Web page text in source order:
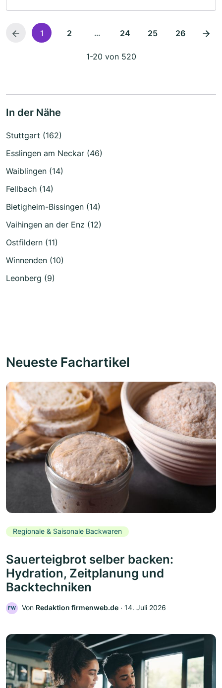
1 2 ... 24 25 26
1-20 von 520
In der Nähe
Stuttgart (162)
Esslingen am Neckar (46)
Waiblingen (14)
Fellbach (14)
Bietigheim-Bissingen (14)
Vaihingen an der Enz (12)
Ostfildern (11)
Winnenden (10)
Leonberg (9)
Neueste Fachartikel
Regionale & Saisonale Backwaren
Sauerteigbrot selber backen:
Hydration, Zeitplanung und
Backtechniken
FW Von Redaktion firmenweb.de ‧ 14. Juli 2026